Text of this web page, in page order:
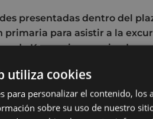
presentadas dentro del
primaria para asistir a la
de Karraspio organizada
inscrito en el programa
utiliza cookies
para personalizar el contenido,
sobre su uso de nuestro